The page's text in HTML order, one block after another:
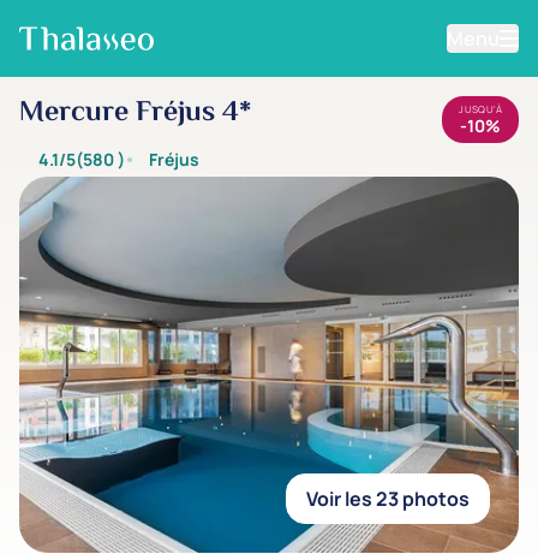
Aller au contenu principal
Mercure Fréjus 4* JUSQU'À
-10%
4.1/5(580) Fréjus
Voir les 23 photos